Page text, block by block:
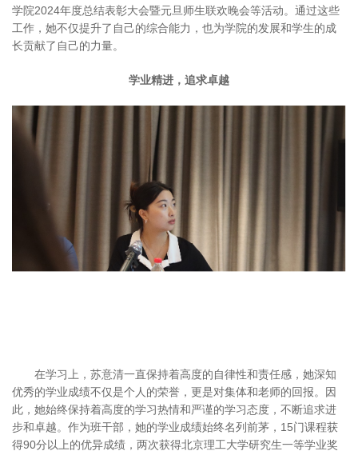
学院2024年度总结表彰大会暨元旦师生联欢晚会等活动。通过这些
工作，她不仅提升了自己的综合能力，也为学院的发展和学生的成
长贡献了自己的力量。
学业精进，追求卓越
在学习上，苏意清一直保持着高度的自律性和责任感，她深知
优秀的学业成绩不仅是个人的荣誉，更是对集体和老师的回报。因
此，她始终保持着高度的学习热情和严谨的学习态度，不断追求进
步和卓越。作为班干部，她的学业成绩始终名列前茅，15门课程获
得90分以上的优异成绩，两次获得北京理工大学研究生一等学业奖